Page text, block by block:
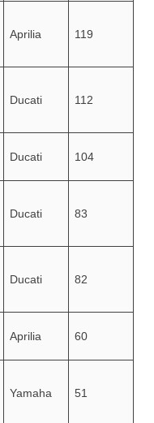
Aprilia 119
Ducati 112
Ducati 104
Ducati 83
Ducati 82
Aprilia 60
Yamaha 51